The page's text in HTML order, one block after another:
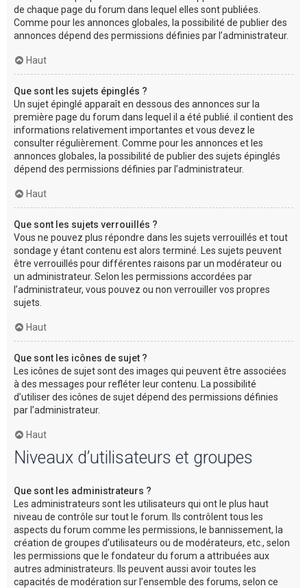
de chaque page du forum dans lequel elles sont publiées.
Comme pour les annonces globales, la possibilité de publier des
annonces dépend des permissions définies par l’administrateur.
Haut
Que sont les sujets épinglés ?
Un sujet épinglé apparaît en dessous des annonces sur la
première page du forum dans lequel il a été publié. il contient des
informations relativement importantes et vous devez le
consulter régulièrement. Comme pour les annonces et les
annonces globales, la possibilité de publier des sujets épinglés
dépend des permissions définies par l’administrateur.
Haut
Que sont les sujets verrouillés ?
Vous ne pouvez plus répondre dans les sujets verrouillés et tout
sondage y étant contenu est alors terminé. Les sujets peuvent
être verrouillés pour différentes raisons par un modérateur ou
un administrateur. Selon les permissions accordées par
l’administrateur, vous pouvez ou non verrouiller vos propres
sujets.
Haut
Que sont les icônes de sujet ?
Les icônes de sujet sont des images qui peuvent être associées
à des messages pour refléter leur contenu. La possibilité
d’utiliser des icônes de sujet dépend des permissions définies
par l’administrateur.
Haut
Niveaux d’utilisateurs et groupes
Que sont les administrateurs ?
Les administrateurs sont les utilisateurs qui ont le plus haut
niveau de contrôle sur tout le forum. Ils contrôlent tous les
aspects du forum comme les permissions, le bannissement, la
création de groupes d’utilisateurs ou de modérateurs, etc., selon
les permissions que le fondateur du forum a attribuées aux
autres administrateurs. Ils peuvent aussi avoir toutes les
capacités de modération sur l’ensemble des forums, selon ce